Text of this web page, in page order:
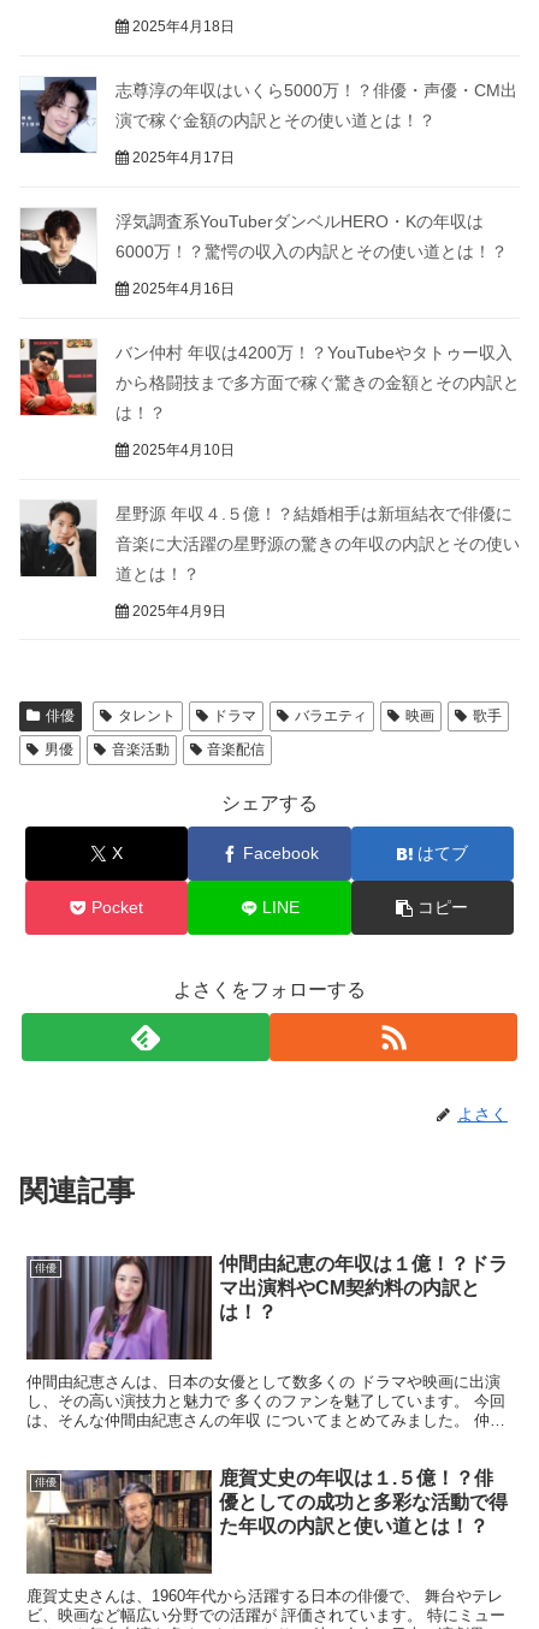
2025年4月18日
志尊淳の年収はいくら5000万！？俳優・声優・CM出
演で稼ぐ金額の内訳とその使い道とは！？
2025年4月17日
浮気調査系YouTuberダンベルHERO・Kの年収は
6000万！？驚愕の収入の内訳とその使い道とは！？
2025年4月16日
バン仲村 年収は4200万！？YouTubeやタトゥー収入
から格闘技まで多方面で稼ぐ驚きの金額とその内訳と
は！？
2025年4月10日
星野源 年収４.５億！？結婚相手は新垣結衣で俳優に
音楽に大活躍の星野源の驚きの年収の内訳とその使い
道とは！？
2025年4月9日
俳優 タレント ドラマ バラエティ 映画
歌手
男優
音楽活動 音楽配信
シェアする
X Facebook はてブ
Pocket LINE コピー
よさくをフォローする
よさく
関連記事
俳優
仲間由紀恵の年収は１億！？ドラ
マ出演料やCM契約料の内訳と
は！？
仲間由紀恵さんは、日本の女優として数多くの ドラマや映画に出演
し、その高い演技力と魅力で 多くのファンを魅了しています。 今回
は、そんな仲間由紀恵さんの年収 についてまとめてみました。 仲間
俳優
鹿賀丈史の年収は１.５億！？俳
優としての成功と多彩な活動で得
た年収の内訳と使い道とは！？
鹿賀丈史さんは、1960年代から活躍する日本の俳優で、 舞台やテレ
ビ、映画など幅広い分野での活躍が 評価されています。 特にミュー